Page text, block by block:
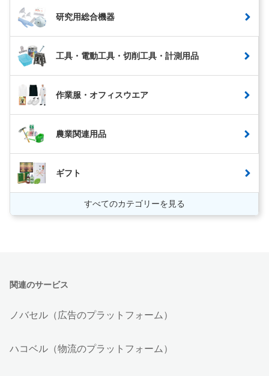
研究用総合機器
工具・電動工具・切削工具・計測用品
作業服・オフィスウエア
農業関連用品
ギフト
すべてのカテゴリーを見る
関連のサービス
ノバセル（広告のプラットフォーム）
ハコベル（物流のプラットフォーム）